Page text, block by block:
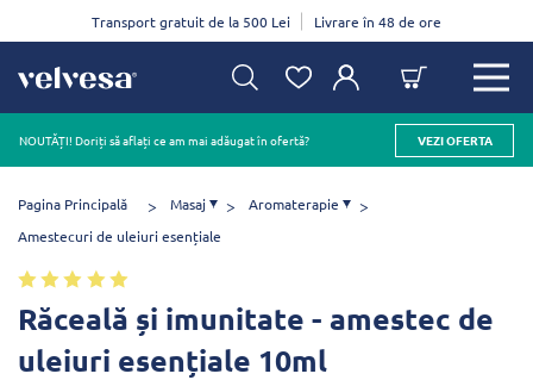
Transport gratuit de la 500 Lei Livrare în 48 de ore
NOUTĂȚI! Doriți să aflați ce am mai adăugat în ofertă? VEZI OFERTA
Pagina Principală Masaj
Aromaterapie
Amestecuri de uleiuri esențiale
Răceală și imunitate - amestec de
uleiuri esențiale 10ml